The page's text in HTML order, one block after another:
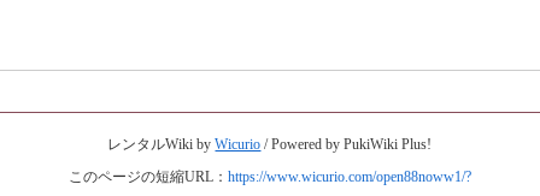
レンタルWiki byWicurio / Powered by PukiWiki Plus!
このページの短縮URL： https://www.wicurio.com/open88noww1/?